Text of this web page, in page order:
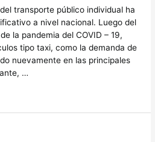
transporte público individual ha
a nivel nacional. Luego del
la pandemia del COVID – 19,
tipo taxi, como la demanda de
nuevamente en las principales
…